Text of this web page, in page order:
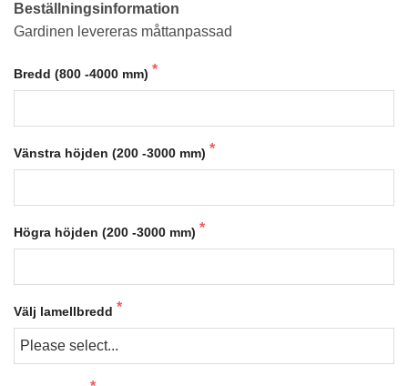
Beställningsinformation
Gardinen levereras måttanpassad
Bredd (800 -4000 mm)
Vänstra höjden (200 -3000 mm)
Högra höjden (200 -3000 mm)
Välj lamellbredd
Statistik
För att vi ska
hemsidans
funktionalitet
uppbyggnad,
hur
Upplevelse
hemsida ska
prestera så
bra som
möjligt
under ditt